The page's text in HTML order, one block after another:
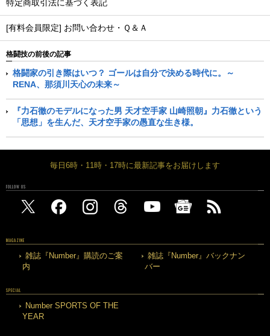
特定商取引法に基づく表記
[有料会員限定] お問い合わせ・Ｑ＆Ａ
格闘技の前後の記事
格闘家の引き際はいつ？ ゴールは自分で決める時代に。～
RENA、那須川天心の未来～
『力石徹のモデルになった男 天才空手家 山崎照朝』力石徹という
「思想」を生んだ、天才空手家の愚直な生き様。
毎日6時・11時・17時に最新記事をお届けします
FOLLOW US
MAGAZINE
雑誌『Number』購読のご案
内
雑誌『Number』バックナン
バー
SPECIAL
Number SPORTS OF THE
YEAR